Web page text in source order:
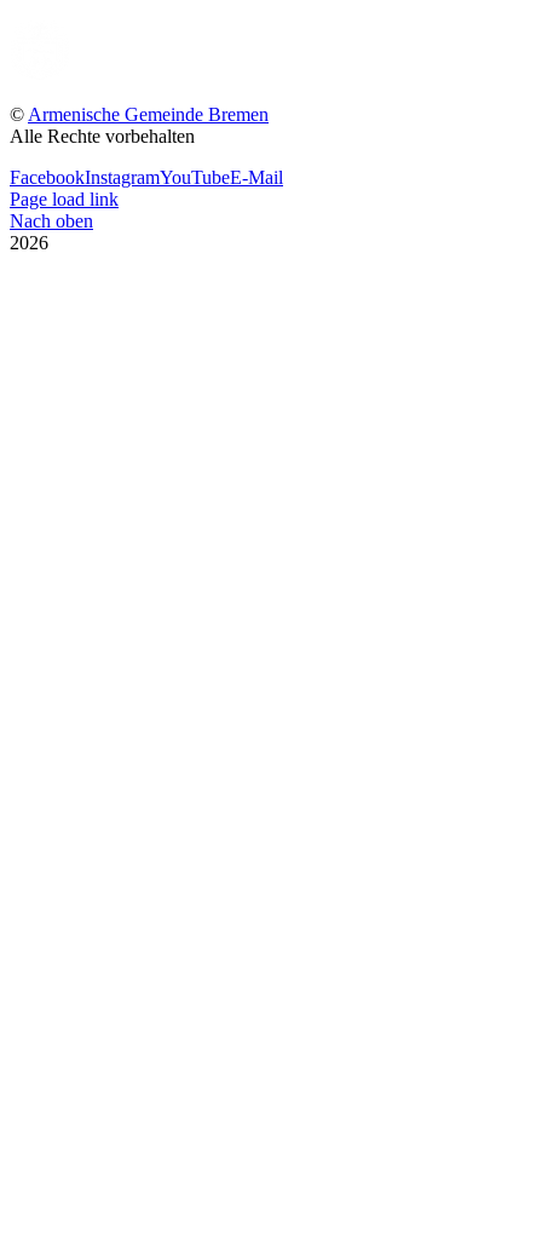
© Armenische Gemeinde Bremen
Alle Rechte vorbehalten
FacebookInstagramYouTubeE-Mail
Page load link
Nach oben
2026